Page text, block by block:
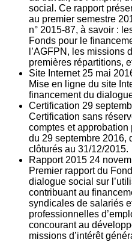
social. Ce rapport
au premier semestre
n° 2015-87, à savoir :
Fonds pour le
l’AGFPN, les
premières répartitions,
Site Internet 25 mai
Mise en ligne du site
financement du
Certification 29
Certification sans
comptes et approbation
du 29 septembre 2016,
clôturés au 31/12/2015.
Rapport 2015 24
Premier rapport du
dialogue social sur
contribuant au
syndicales de salariés
professionnelles
concourant au
missions d’intérêt